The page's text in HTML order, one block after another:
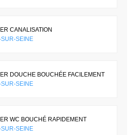
CANALISATION
SEINE
DOUCHE BOUCHÉE FACILEMENT
SEINE
WC BOUCHÉ RAPIDEMENT
SEINE